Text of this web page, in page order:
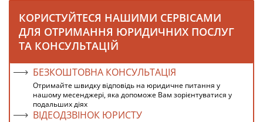
КОРИСТУЙТЕСЯ НАШИМИ СЕРВІСАМИ
ДЛЯ ОТРИМАННЯ ЮРИДИЧНИХ ПОСЛУГ
ТА КОНСУЛЬТАЦІЙ
БЕЗКОШТОВНА КОНСУЛЬТАЦІЯ
Отримайте швидку відповідь на юридичне питання у
нашому месенджері, яка допоможе Вам зорієнтуватися у
подальших діях
ВІДЕОДЗВІНОК ЮРИСТУ